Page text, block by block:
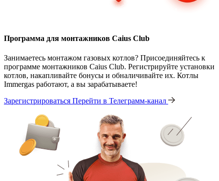
Программа для монтажников Caius Club
Занимаетесь монтажом газовых котлов? Присоединяйтесь к
программе монтажников Caius Club. Регистрируйте установки
котлов, накапливайте бонусы и обналичивайте их. Котлы
Immergas работают, а вы зарабатываете!
Зарегистрироваться Перейти в Телеграмм-канал